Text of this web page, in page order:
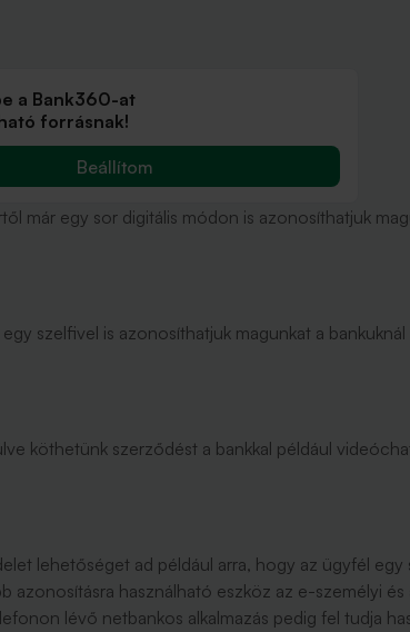
a Bank360-at
forrásnak!
Beállítom
már egy sor digitális módon is azonosíthatjuk
szelfivel is azonosíthatjuk magunkat a
köthetünk szerződést a bankkal például
lehetőséget ad például arra, hogy az ügyfél
azonosításra használható eszköz az e-személyi
lévő netbankos alkalmazás pedig fel tudja